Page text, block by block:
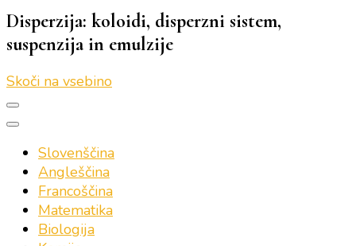
Disperzija: koloidi, disperzni sistem,
suspenzija in emulzije
Skoči na vsebino
Slovenščina
Angleščina
Francoščina
Matematika
Biologija